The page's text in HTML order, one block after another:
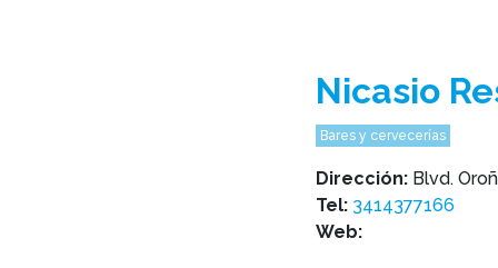
Nicasio
Bares y cervecerías
Dirección: Blvd.
Tel: 3414377166
Web: